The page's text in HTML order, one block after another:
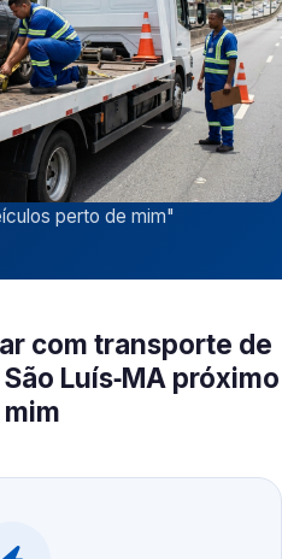
perto de mim"
com transporte de
Luís‑MA próximo